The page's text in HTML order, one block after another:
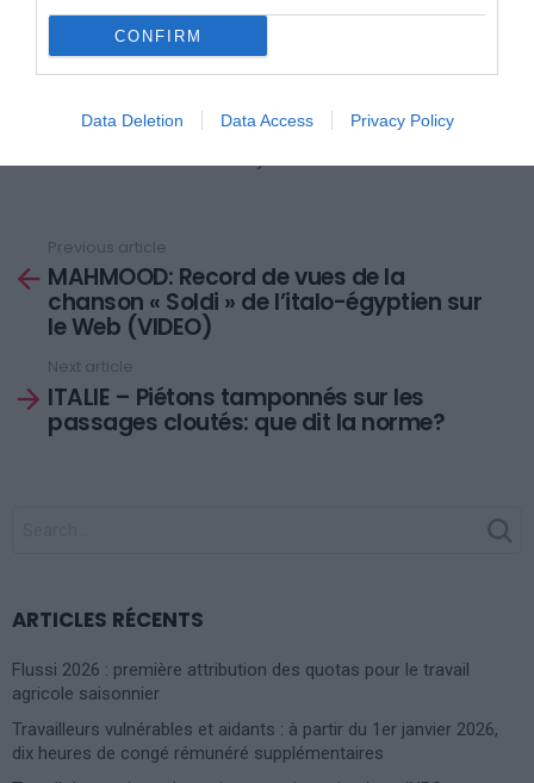
CONFIRM
Data Deletion Data Access Privacy Policy
efficaces et humaines. Ce n’est pas une tâche facile,
mais il n’existe pas de solutions et de réponses faciles
nous devons revoir le système de répartition», a
more
Previous article
MAHMOOD: Record de vues de la
chanson « Soldi » de l’italo-égyptien sur
le Web (VIDEO)
Next article
ITALIE – Piétons tamponnés sur les
passages cloutés: que dit la norme?
ARTICLES RÉCENTS
Flussi 2026 : première attribution des quotas pour le travail
agricole saisonnier
Travailleurs vulnérables et aidants : à partir du 1er janvier 2026,
dix heures de congé rémunéré supplémentaires